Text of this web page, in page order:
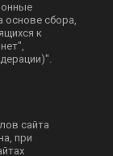
основе сбора,
к
сайта
при